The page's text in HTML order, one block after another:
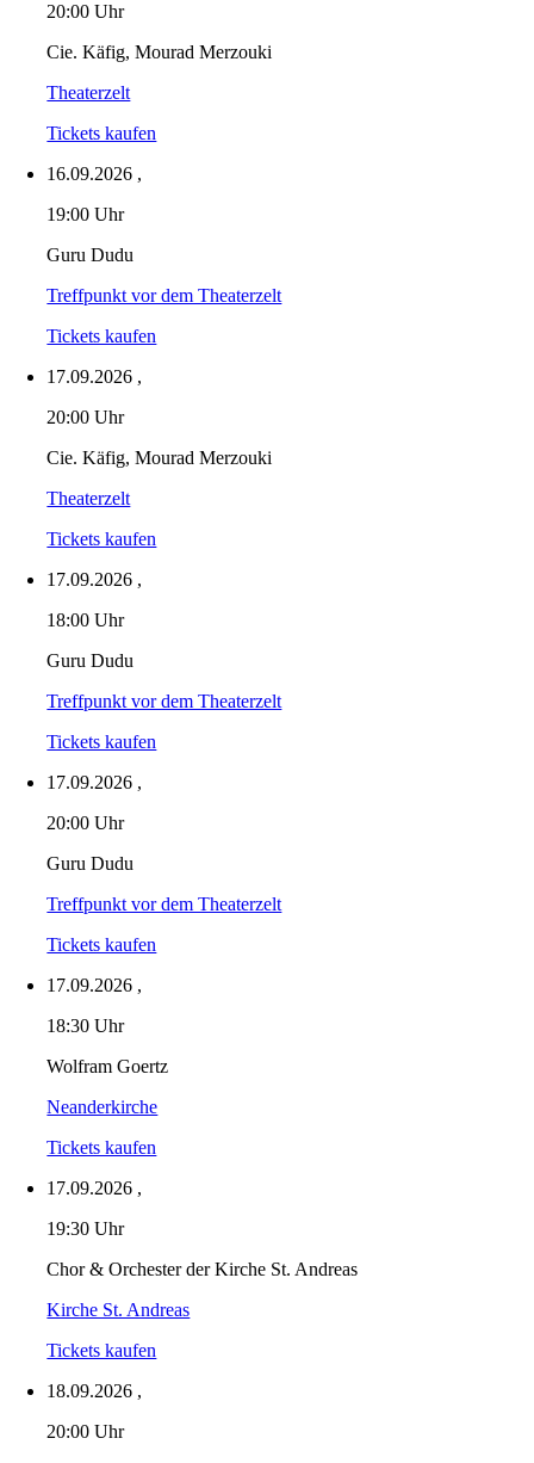
20:00 Uhr
Cie. Käfig, Mourad Merzouki
Theaterzelt
Tickets kaufen
16.09.2026 ,
19:00 Uhr
Guru Dudu
Treffpunkt vor dem Theaterzelt
Tickets kaufen
17.09.2026 ,
20:00 Uhr
Cie. Käfig, Mourad Merzouki
Theaterzelt
Tickets kaufen
17.09.2026 ,
18:00 Uhr
Guru Dudu
Treffpunkt vor dem Theaterzelt
Tickets kaufen
17.09.2026 ,
20:00 Uhr
Guru Dudu
Treffpunkt vor dem Theaterzelt
Tickets kaufen
17.09.2026 ,
18:30 Uhr
Wolfram Goertz
Neanderkirche
Tickets kaufen
17.09.2026 ,
19:30 Uhr
Chor & Orchester der Kirche St. Andreas
Kirche St. Andreas
Tickets kaufen
18.09.2026 ,
20:00 Uhr